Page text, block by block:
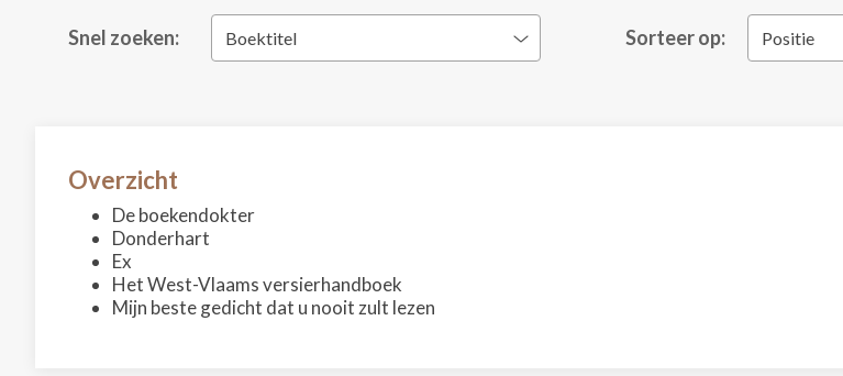
Snel zoeken: Boektitel Sorteer op: Positie
Overzicht
De boekendokter
Donderhart
Ex
Het West-Vlaams versierhandboek
Mijn beste gedicht dat u nooit zult lezen